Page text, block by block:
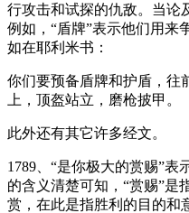
行攻击和试探的仇敌。当论
例如，“盾牌”表示他们用来
如在耶利米书：
你们要预备盾牌和护盾，往
上，顶盔站立，磨枪披甲。
此外还有其它许多经文。
1789、“是你极大的赏赐”表
的含义清楚可知，“赏赐”是
赏，在此是指胜利的目的和